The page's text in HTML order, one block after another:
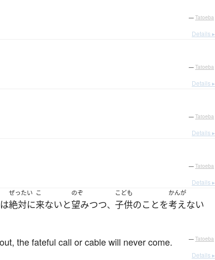
— Tatoeba
Details ▸
— Tatoeba
Details ▸
— Tatoeba
Details ▸
— Tatoeba
Details ▸
は
ぜったい
絶対に
こ
来ないと
のぞ
望みつつ、
こども
子供のことを
かんが
考えない
the fateful call or cable will never come. — Tatoeba
Details ▸